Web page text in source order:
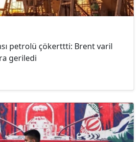
petrolü çökerttti: Brent varil
geriledi